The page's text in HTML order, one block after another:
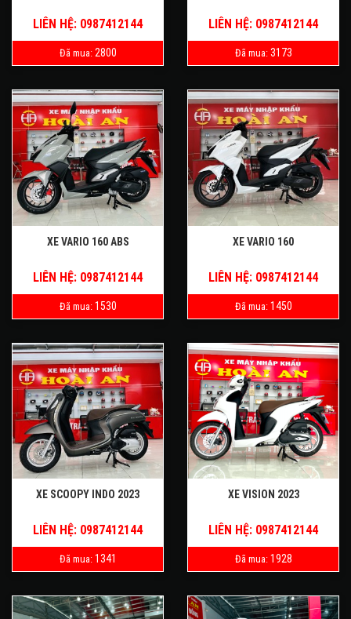
LIÊN HỆ: 0987412144
Đã mua: 2800
LIÊN HỆ: 0987412144
Đã mua: 3173
XE VARIO 160 ABS
LIÊN HỆ: 0987412144
Đã mua: 1530
XE VARIO 160
LIÊN HỆ: 0987412144
Đã mua: 1450
XE SCOOPY INDO 2023
LIÊN HỆ: 0987412144
Đã mua: 1341
XE VISION 2023
LIÊN HỆ: 0987412144
Đã mua: 1928